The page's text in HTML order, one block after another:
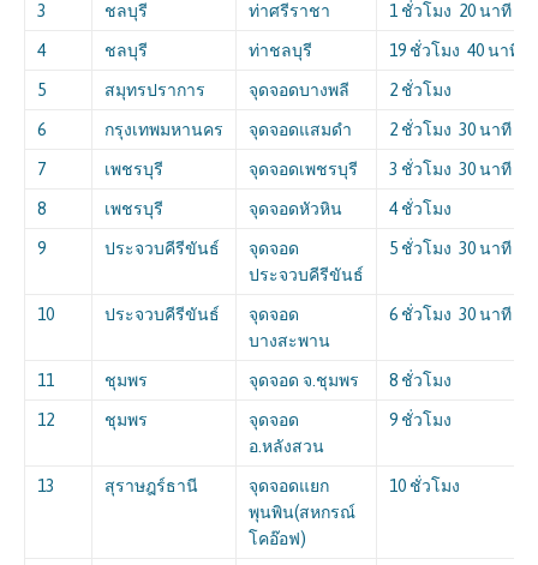
3 ชลบุรี ท่าศรีราชา 1 ชั่วโมง 20 นาที
4 ชลบุรี ท่าชลบุรี 19 ชั่วโมง 40 นาที
5 สมุทรปราการ จุดจอดบางพลี 2 ชั่วโมง
6 กรุงเทพมหานคร จุดจอดแสมดำ 2 ชั่วโมง 30 นาที
7 เพชรบุรี จุดจอดเพชรบุรี 3 ชั่วโมง 30 นาที
8 เพชรบุรี จุดจอดหัวหิน 4 ชั่วโมง
9 ประจวบคีรีขันธ์
จุดจอด
ประจวบคีรีขันธ์
5 ชั่วโมง 30 นาที
10 ประจวบคีรีขันธ์
จุดจอด
บางสะพาน
6 ชั่วโมง 30 นาที
11 ชุมพร จุดจอด จ.ชุมพร 8 ชั่วโมง
12 ชุมพร
จุดจอด
อ.หลังสวน
9 ชั่วโมง
13 สุราษฎร์ธานี
จุดจอดแยก
พุนพิน(สหกรณ์
โคอ๊อฟ)
10 ชั่วโมง